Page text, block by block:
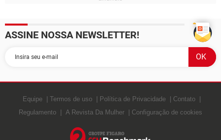
ASSINE NOSSA NEWSLETTER!
Equipe Termos de uso Política de Privacidade
Contato
Regulamento
A Revista Da Mulher Configuração de cookies